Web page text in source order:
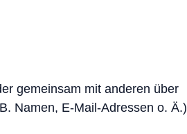
gemeinsam mit anderen über
Namen, E-Mail-Adressen o. Ä.)